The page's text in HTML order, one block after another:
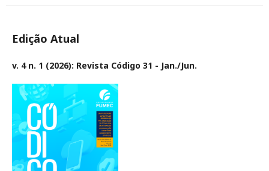
Edição Atual
v. 4 n. 1 (2026): Revista Código 31 - Jan./Jun.